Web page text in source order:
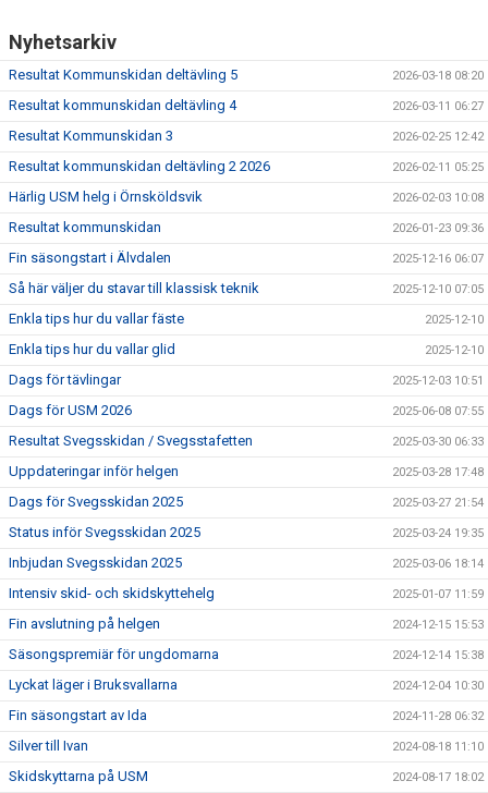
Nyhetsarkiv
Resultat Kommunskidan deltävling 5 2026-03-18 08:20
Resultat kommunskidan deltävling 4 2026-03-11 06:27
Resultat Kommunskidan 3 2026-02-25 12:42
Resultat kommunskidan deltävling 2 2026 2026-02-11 05:25
Härlig USM helg i Örnsköldsvik 2026-02-03 10:08
Resultat kommunskidan 2026-01-23 09:36
Fin säsongstart i Älvdalen 2025-12-16 06:07
Så här väljer du stavar till klassisk teknik 2025-12-10 07:05
Enkla tips hur du vallar fäste 2025-12-10
Enkla tips hur du vallar glid 2025-12-10
Dags för tävlingar 2025-12-03 10:51
Dags för USM 2026 2025-06-08 07:55
Resultat Svegsskidan / Svegsstafetten 2025-03-30 06:33
Uppdateringar inför helgen 2025-03-28 17:48
Dags för Svegsskidan 2025 2025-03-27 21:54
Status inför Svegsskidan 2025 2025-03-24 19:35
Inbjudan Svegsskidan 2025 2025-03-06 18:14
Intensiv skid- och skidskyttehelg 2025-01-07 11:59
Fin avslutning på helgen 2024-12-15 15:53
Säsongspremiär för ungdomarna 2024-12-14 15:38
Lyckat läger i Bruksvallarna 2024-12-04 10:30
Fin säsongstart av Ida 2024-11-28 06:32
Silver till Ivan 2024-08-18 11:10
Skidskyttarna på USM 2024-08-17 18:02